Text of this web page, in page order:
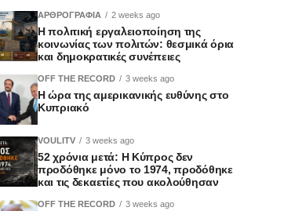
ΑΡΘΡΟΓΡΑΦΙΑ 2 weeks ago
Η πολιτική εργαλειοποίηση της
κοινωνίας των πολιτών: θεσμικά όρια
και δημοκρατικές συνέπειες
OFF THE RECORD 3 weeks ago
Η ώρα της αμερικανικής ευθύνης στο
Κυπριακό
VOULITV 3 weeks ago
52 χρόνια μετά: Η Κύπρος δεν
προδόθηκε μόνο το 1974, προδόθηκε
και τις δεκαετίες που ακολούθησαν
OFF THE RECORD 3 weeks ago